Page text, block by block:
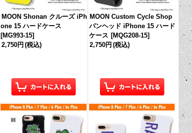
MOON Shonan クルーズ iPh
one 15 ハードケース
[MG993-15]
2,750円 (税込)
MOON Custom Cycle Shop
パンヘッド iPhone 15 ハード
ケース [MQG208-15]
2,750円 (税込)